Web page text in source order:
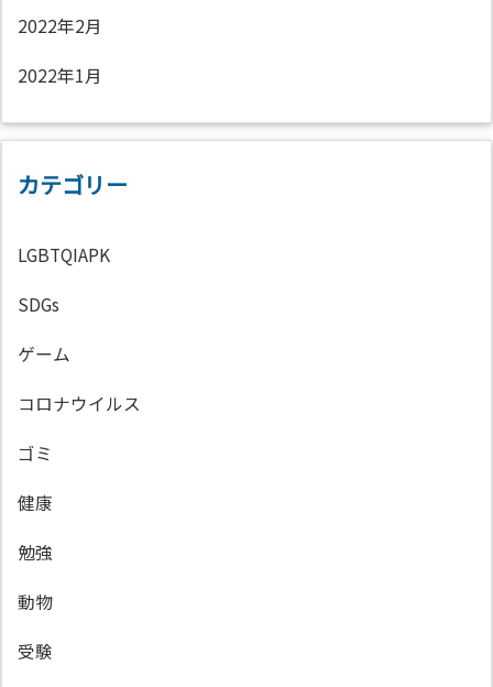
2022年2月
2022年1月
カテゴリー
LGBTQIAPK
SDGs
ゲーム
コロナウイルス
ゴミ
健康
勉強
動物
受験